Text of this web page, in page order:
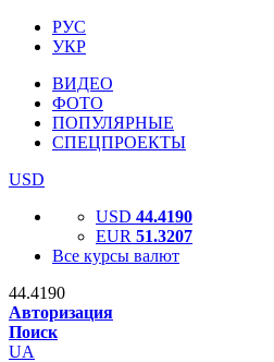
РУС
УКР
ВИДЕО
ФОТО
ПОПУЛЯРНЫЕ
СПЕЦПРОЕКТЫ
USD
USD 44.4190
EUR 51.3207
Все курсы валют
44.4190
Авторизация
Поиск
UA